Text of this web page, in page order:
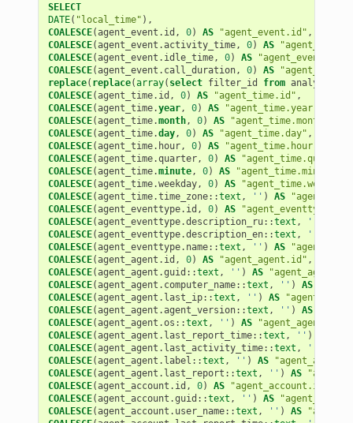
SELECT
DATE( "local_time" ),
COALESCE(agent_event . id , 0) AS "agent_event.id" ,
COALESCE(agent_event .activity_time, 0) AS
COALESCE(agent_event . idle_time, 0) AS
COALESCE(agent_event . call_duration, 0) AS
replace( replace(array( select filter_id from
COALESCE(agent_time. id , 0) AS "agent_time.id" ,
COALESCE(agent_time.year, 0) AS "agent_time.year"
COALESCE(agent_time.month, 0) AS "agent_time.month"
COALESCE(agent_time.day, 0) AS "agent_time.day" ,
COALESCE(agent_time. hour, 0) AS "agent_time.hour"
COALESCE(agent_time.quarter, 0) AS "agent_time.quarter"
COALESCE(agent_time.minute, 0) AS "agent_time.minute"
COALESCE(agent_time.weekday, 0) AS "agent_time.weekday"
COALESCE(agent_time.time_zone::text , '' ) AS
COALESCE(agent_eventtype. id , 0) AS "agent_eventtype.id"
COALESCE(agent_eventtype.description_ru::text , ''
COALESCE(agent_eventtype.description_en::text , ''
COALESCE(agent_eventtype. name::text , '' ) AS
COALESCE(agent_agent . id , 0) AS "agent_agent.id" ,
COALESCE(agent_agent .guid ::text , '' ) AS
COALESCE(agent_agent . computer_name::text , '' ) AS
COALESCE(agent_agent . last_ip::text , '' ) AS
COALESCE(agent_agent .agent_version::text , '' ) AS
COALESCE(agent_agent .os ::text , '' ) AS "agent_agent.os"
COALESCE(agent_agent . last_report_time::text , '' )
COALESCE(agent_agent . last_activity_time::text , ''
COALESCE(agent_agent . label ::text , '' ) AS
COALESCE(agent_agent . last_report ::text , '' ) AS
COALESCE(agent_account . id , 0) AS "agent_account.id"
COALESCE(agent_account .guid ::text , '' ) AS
COALESCE(agent_account . user_name::text , '' ) AS